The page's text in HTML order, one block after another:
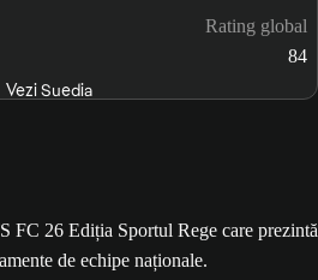
Rating global
84
Vezi Suedia